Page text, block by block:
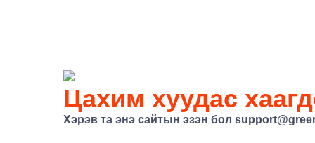
Цахим хуудас
Хэрэв та энэ сайтын эзэн бол